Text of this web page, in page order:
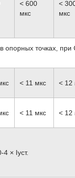
< 600
мкс
<
мкс
опорных точках, при
< 11 мкс < 12
< 11 мкс < 12
-4 × Iуст.